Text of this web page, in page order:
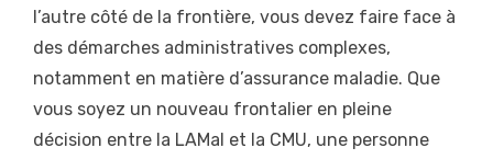
l’autre côté de la frontière, vous devez faire face à
des démarches administratives complexes,
notamment en matière d’assurance maladie. Que
vous soyez un nouveau frontalier en pleine
décision entre la LAMal et la CMU, une personne